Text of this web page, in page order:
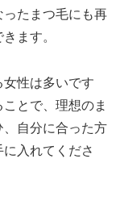
たまつ毛にも再
ます。
性は多いです
とで、理想のま
自分に合った方
入れてくださ